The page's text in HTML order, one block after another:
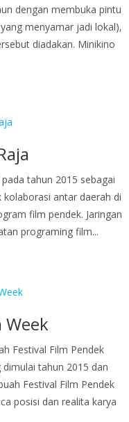
dengan membuka pintu
menyamar jadi lokal),
diadakan. Minikino
tahun 2015 sebagai
antar daerah di
film pendek. Jaringan
programing film...
Festival Film Pendek
tahun 2015 dan
Festival Film Pendek
posisi dan realita karya